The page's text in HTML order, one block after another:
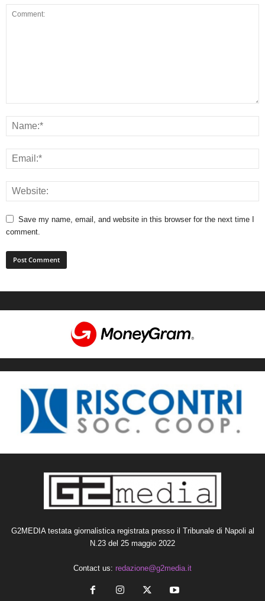
Save my name, email, and website in this browser for the next time I
comment.
G2MEDIA testata giornalistica registrata presso il Tribunale di Napoli al
N.23 del 25 maggio 2022
Contact us: redazione@g2media.it